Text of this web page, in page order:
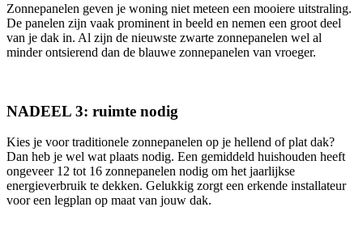
Zonnepanelen geven je woning niet meteen een mooiere uitstraling.
De panelen zijn vaak prominent in beeld en nemen een groot deel
van je dak in. Al zijn de nieuwste zwarte zonnepanelen wel al
minder ontsierend dan de blauwe zonnepanelen van vroeger.
NADEEL 3: ruimte nodig
Kies je voor traditionele zonnepanelen op je hellend of plat dak?
Dan heb je wel wat plaats nodig. Een gemiddeld huishouden heeft
ongeveer 12 tot 16 zonnepanelen nodig om het jaarlijkse
energieverbruik te dekken. Gelukkig zorgt een erkende installateur
voor een legplan op maat van jouw dak.